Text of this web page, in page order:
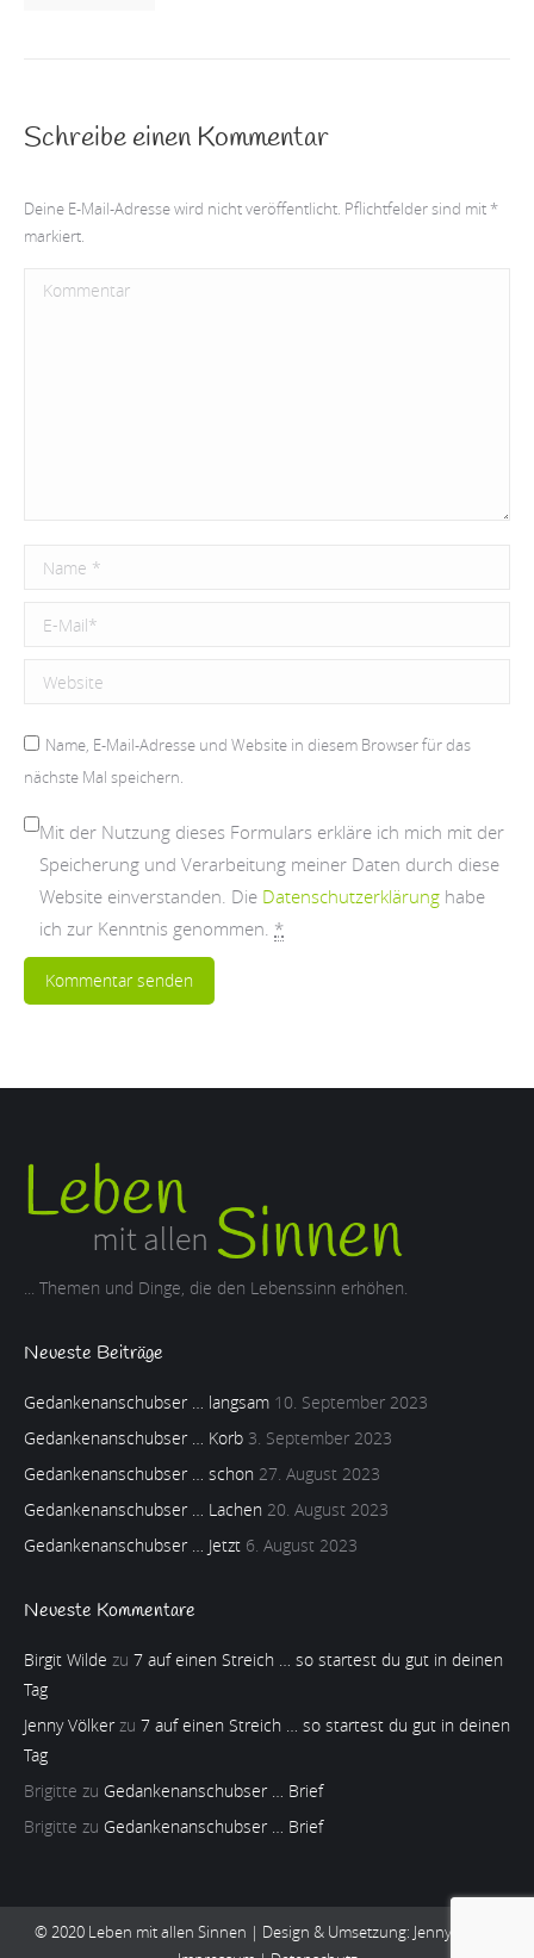
Schreibe einen Kommentar
Deine E-Mail-Adresse wird nicht veröffentlicht. Pflichtfelder sind mit*
markiert.
Kommentar
Name *
E-Mail *
Website
Name, E-Mail-Adresse und Website in diesem Browser für das
nächste Mal speichern.
Mit der Nutzung dieses Formulars erkläre ich mich mit der
Speicherung und Verarbeitung meiner Daten durch diese
Website einverstanden. Die Datenschutzerklärung habe
ich zur Kenntnis genommen. *
Kommentar senden
... Themen und Dinge, die den Lebenssinn erhöhen.
Neueste Beiträge
Gedankenanschubser … langsam 10. September 2023
Gedankenanschubser … Korb 3. September 2023
Gedankenanschubser … schon 27. August 2023
Gedankenanschubser … Lachen 20. August 2023
Gedankenanschubser … Jetzt 6. August 2023
Neueste Kommentare
Birgit Wilde zu 7 auf einen Streich … so startest du gut in deinen
Tag
Jenny Völkerzu 7 auf einen Streich … so startest du gut in deinen
Tag
Brigitte zu Gedankenanschubser … Brief
Brigitte zu Gedankenanschubser … Brief
© 2020 Leben mit allen Sinnen | Design & Umsetzung: Jenny Völker